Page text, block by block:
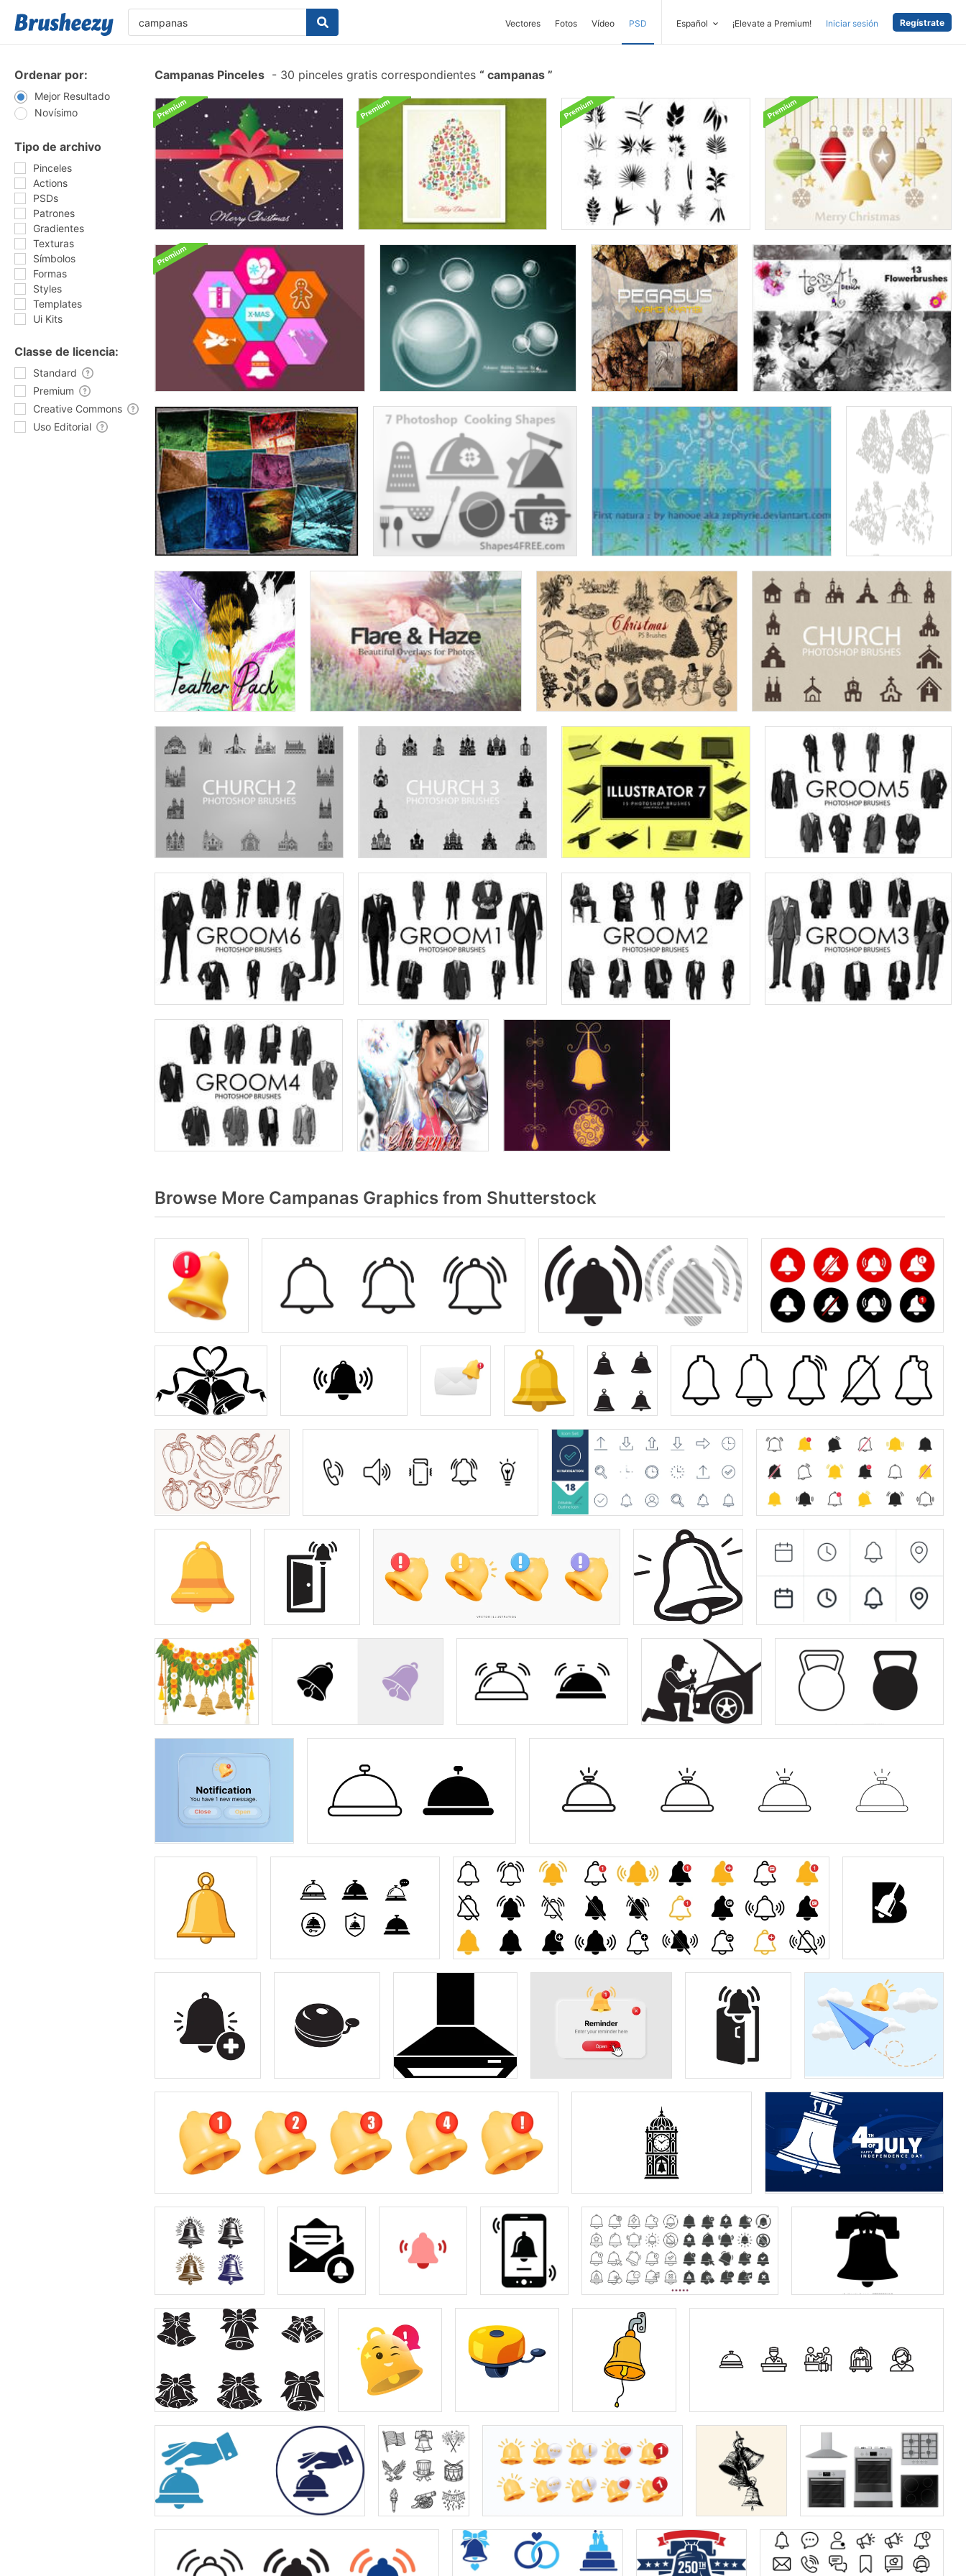
Vectores Fotos Vídeo PSD Español ¡Elevate a Premium! Iniciar sesión Regístrate
Ordenar por:
Mejor Resultado
Novísimo
Tipo de archivo
Pinceles
Actions
PSDs
Patrones
Gradientes
Texturas
Símbolos
Formas
Styles
Templates
Ui Kits
Classe de licencia:
Standard
Premium
Creative Commons
Uso Editorial
Campanas Pinceles - 30 pinceles gratis correspondientes campanas
Browse More Campanas Graphics from Shutterstock